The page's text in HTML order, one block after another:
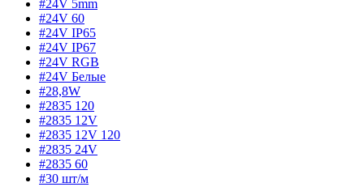
#24V 5mm
#24V 60
#24V IP65
#24V IP67
#24V RGB
#24V Белые
#28,8W
#2835 120
#2835 12V
#2835 12V 120
#2835 24V
#2835 60
#30 шт/м